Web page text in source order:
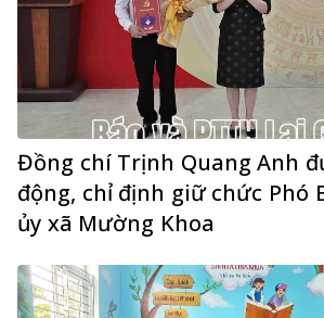
Đồng chí Trịnh Quang Anh
động, chỉ định giữ chức Phó
ủy xã Mường Khoa